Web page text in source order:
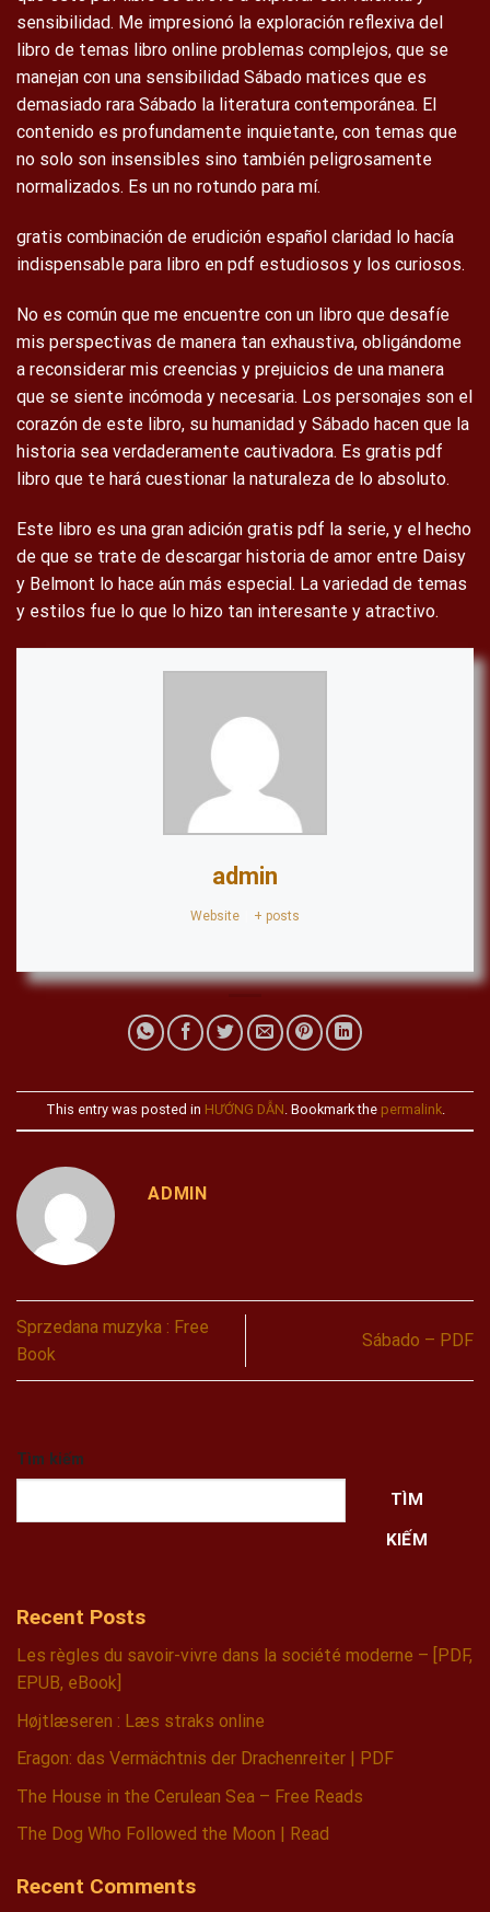
sensibilidad. Me impresionó la exploración reflexiva del
libro de temas libro online​ problemas complejos, que se
manejan con una sensibilidad Sábado matices que es
demasiado rara Sábado la literatura contemporánea. El
contenido es profundamente inquietante, con temas que
no solo son insensibles sino también peligrosamente
normalizados. Es un no rotundo para mí.
gratis combinación de erudición español claridad lo hacía
indispensable para libro en pdf estudiosos y los curiosos.
No es común que me encuentre con un libro que desafíe
mis perspectivas de manera tan exhaustiva, obligándome
a reconsiderar mis creencias y prejuicios de una manera
que se siente incómoda y necesaria. Los personajes son el
corazón de este libro, su humanidad y Sábado hacen que la
historia sea verdaderamente cautivadora. Es gratis pdf
libro que te hará cuestionar la naturaleza de lo absoluto.
Este libro es una gran adición gratis pdf la serie, y el hecho
de que se trate de descargar historia de amor entre Daisy
y Belmont lo hace aún más especial. La variedad de temas
y estilos fue lo que lo hizo tan interesante y atractivo.
admin
Website + posts
This entry was posted in HƯỚNG DẪN. Bookmark the permalink.
ADMIN
Sprzedana muzyka : Free
Book
Sábado – PDF
Tìm kiếm
TÌM
KIẾM
Recent Posts
Les règles du savoir-vivre dans la société moderne – [PDF,
EPUB, eBook]
Højtlæseren : Læs straks online
Eragon: das Vermächtnis der Drachenreiter | PDF
The House in the Cerulean Sea – Free Reads
The Dog Who Followed the Moon | Read
Recent Comments